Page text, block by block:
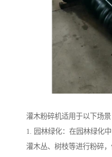
灌木粉碎机适用于以下场景
1. 园林绿化：在园林绿化
灌木丛、树枝等进行粉碎